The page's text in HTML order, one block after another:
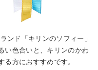
ンド「キリンのソフィー」
い色合いと、キリンのかわ
る方におすすめです。